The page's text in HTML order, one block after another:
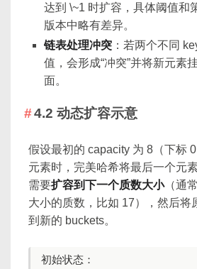
达到 \~1 时扩容，具体阈值和
版本中略有差异。
链表处理冲突 ：若两个不同
值，会形成“冲突”并将新元素
面。
4.2 动态扩容示意
假设最初的 capacity 为 8（下标
元素时，完美哈希将最后一个元
需要扩容到下一个质数大小（通
大小的质数，比如 17），然后将
到新的 buckets。
初始状态：